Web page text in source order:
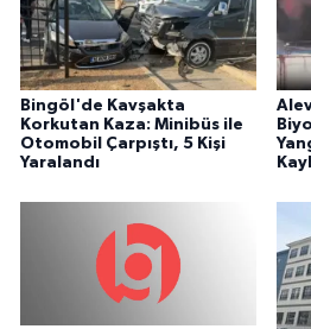
Bingöl'de Kavşakta
Korkutan Kaza: Minibüs ile
Otomobil Çarpıştı, 5 Kişi
Yaralandı